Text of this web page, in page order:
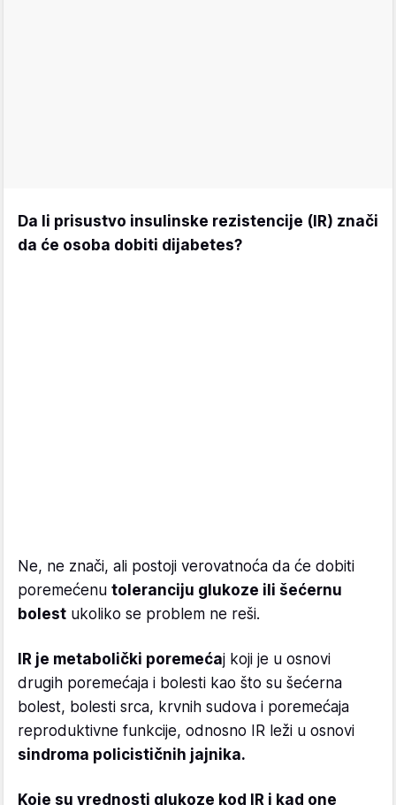
Da li prisustvo insulinske rezistencije (IR) znači
da će osoba dobiti dijabetes?
Ne, ne znači, ali postoji verovatnoća da će dobiti
poremećenu toleranciju glukoze ili šećernu
bolest ukoliko se problem ne reši.
IR je metabolički poremećaj koji je u osnovi
drugih poremećaja i bolesti kao što su šećerna
bolest, bolesti srca, krvnih sudova i poremećaja
reproduktivne funkcije, odnosno IR leži u osnovi
sindroma policističnih jajnika.
Koje su vrednosti glukoze kod IR i kad one